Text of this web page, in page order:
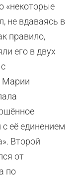
«некоторые
не вдаваясь в
правило,
его в двух
Марии
её единением
Второй
от
по